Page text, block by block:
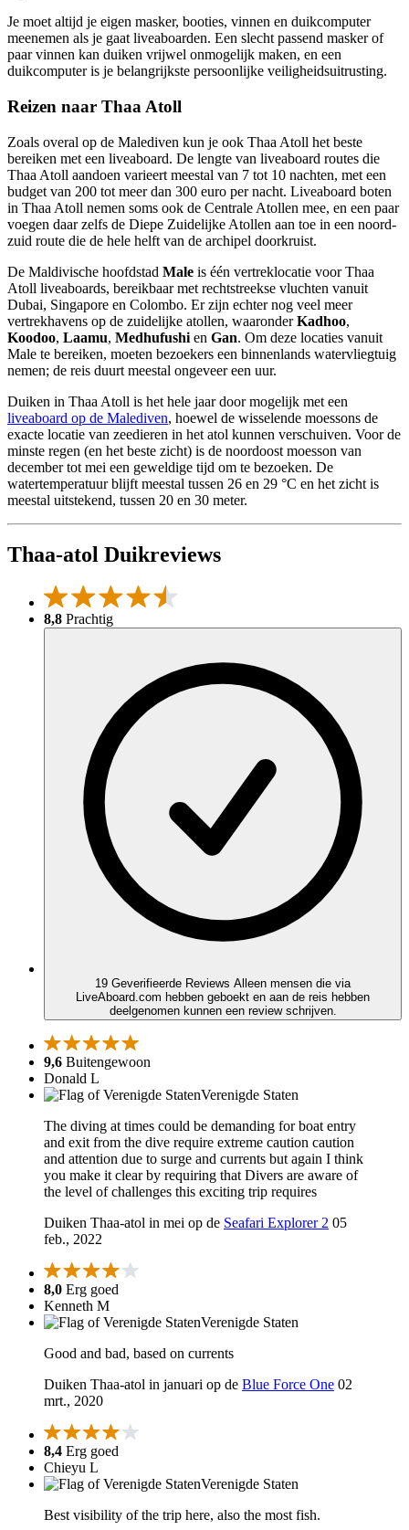
Je moet altijd je eigen masker, booties, vinnen en duikcomputer
meenemen als je gaat liveaboarden. Een slecht passend masker of
paar vinnen kan duiken vrijwel onmogelijk maken, en een
duikcomputer is je belangrijkste persoonlijke veiligheidsuitrusting.
Reizen naar Thaa Atoll
Zoals overal op de Malediven kun je ook Thaa Atoll het beste
bereiken met een liveaboard. De lengte van liveaboard routes die
Thaa Atoll aandoen varieert meestal van 7 tot 10 nachten, met een
budget van 200 tot meer dan 300 euro per nacht. Liveaboard boten
in Thaa Atoll nemen soms ook de Centrale Atollen mee, en een paar
voegen daar zelfs de Diepe Zuidelijke Atollen aan toe in een noord-
zuid route die de hele helft van de archipel doorkruist.
De Maldivische hoofdstad Male is één vertreklocatie voor Thaa
Atoll liveaboards, bereikbaar met rechtstreekse vluchten vanuit
Dubai, Singapore en Colombo. Er zijn echter nog veel meer
vertrekhavens op de zuidelijke atollen, waaronderKadhoo,
Koodoo, Laamu, Medhufushi en Gan. Om deze locaties vanuit
Male te bereiken, moeten bezoekers een binnenlands watervliegtuig
nemen; de reis duurt meestal ongeveer een uur.
Duiken in Thaa Atoll is het hele jaar door mogelijk met een
liveaboard op de Malediven, hoewel de wisselende moessons de
exacte locatie van zeedieren in het atol kunnen verschuiven. Voor de
minste regen (en het beste zicht) is de noordoost moesson van
december tot mei een geweldige tijd om te bezoeken. De
watertemperatuur blijft meestal tussen 26 en 29 °C en het zicht is
meestal uitstekend, tussen 20 en 30 meter.
Thaa-atol Duikreviews
8,8 Prachtig
19 Geverifieerde Reviews Alleen mensen die via
LiveAboard.com hebben geboekt en aan de reis hebben
deelgenomen kunnen een review schrijven.
9,6 Buitengewoon
Donald L
Verenigde Staten
The diving at times could be demanding for boat entry
and exit from the dive require extreme caution caution
and attention due to surge and currents but again I think
you make it clear by requiring that Divers are aware of
the level of challenges this exciting trip requires
Duiken Thaa-atol in mei op de Seafari Explorer 2 05
feb., 2022
8,0 Erg goed
Kenneth M
Verenigde Staten
Good and bad, based on currents
Duiken Thaa-atol in januari op de Blue Force One 02
mrt., 2020
8,4 Erg goed
Chieyu L
Verenigde Staten
Best visibility of the trip here, also the most fish.